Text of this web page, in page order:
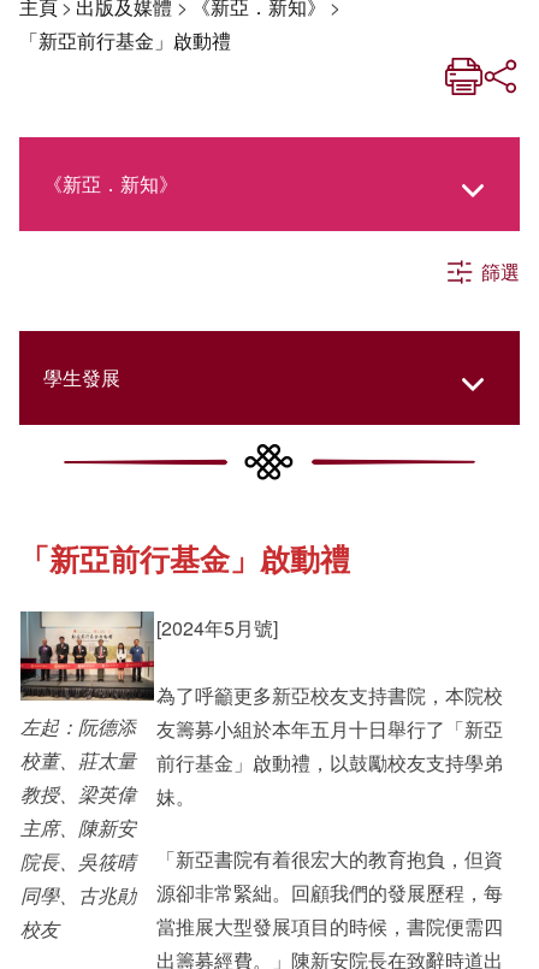
主頁> 出版及媒體 > 《新亞．新知》 >
「新亞前行基金」啟動禮
《新亞．新知》
社交媒體專欄
《新亞簡訊》
《新亞書院概覽》
其他書院出版
新亞影集
影片庫
篩選
學生發展
College Updates
Cultural Topics
Staff Engagement
Alumni Connections
「新亞前行基金」啟動禮
左起：阮德添
校董、莊太量
教授、梁英偉
主席、陳新安
院長、吳筱晴
同學、古兆勛
校友
[2024年5月號]
為了呼籲更多新亞校友支持書院，本院校
友籌募小組於本年五月十日舉行了「新亞
前行基金」啟動禮，以鼓勵校友支持學弟
妹。
「新亞書院有着很宏大的教育抱負，但資
源卻非常緊絀。回顧我們的發展歷程，每
當推展大型發展項目的時候，書院便需四
出籌募經費。」陳新安院長在致辭時道出